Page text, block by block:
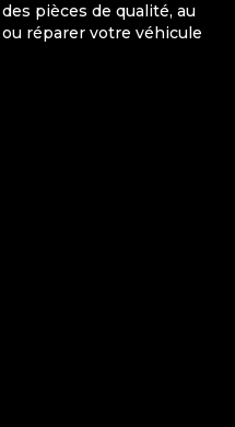
pièces de qualité, au
réparer votre véhicule